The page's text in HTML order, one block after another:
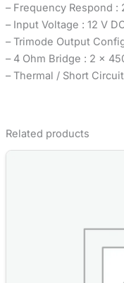
– Frequency Respond :
– Input Voltage : 12 V
– Trimode Output
– 4 Ohm Bridge : 2 x
– Thermal / Short
Related products